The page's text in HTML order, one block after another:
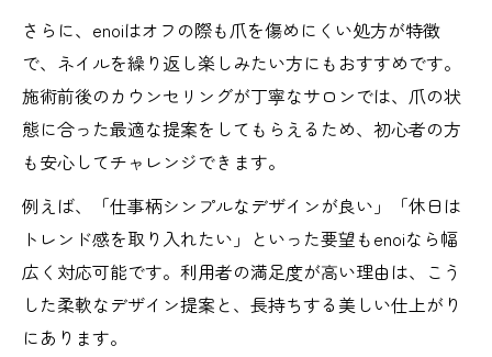
ネイルサロンのenoiデザインで自分らしさ
enoi取扱がある下北沢駅の人気サロンまとめ
ネイルサロンでenoi取扱の人気店特徴を紹
enoiネイルサロン利用者の口コミ・評判を
比較
下北沢駅近enoi取扱サロンの強みと選び方
ネイルサロンのenoi施術で満足度が高い理
さらに、enoiはオフの際も爪を傷めにくい処方が特徴
で、ネイルを繰り返し楽しみたい方にもおすすめです。
施術前後のカウンセリングが丁寧なサロンでは、爪の状
態に合った最適な提案をしてもらえるため、初心者の方
も安心してチャレンジできます。
例えば、「仕事柄シンプルなデザインが良い」「休日は
トレンド感を取り入れたい」といった要望もenoiなら幅
広く対応可能です。利用者の満足度が高い理由は、こう
した柔軟なデザイン提案と、長持ちする美しい仕上がり
にあります。